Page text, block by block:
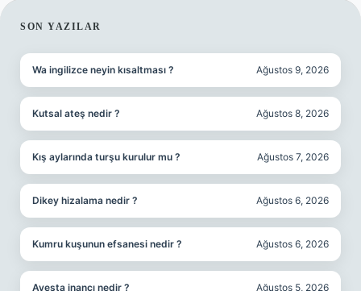
SIDEBAR
SON YAZILAR
Wa ingilizce neyin kısaltması ? Ağustos 9, 2026
Kutsal ateş nedir ? Ağustos 8, 2026
Kış aylarında turşu kurulur mu ? Ağustos 7, 2026
Dikey hizalama nedir ? Ağustos 6, 2026
Kumru kuşunun efsanesi nedir ? Ağustos 6, 2026
Avesta inancı nedir ? Ağustos 5, 2026